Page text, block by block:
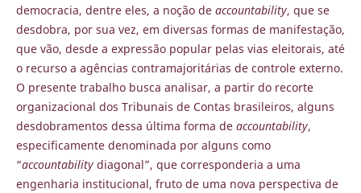
democracia, dentre eles, a noção de accountability, que se
desdobra, por sua vez, em diversas formas de manifestação,
que vão, desde a expressão popular pelas vias eleitorais, até
o recurso a agências contramajoritárias de controle externo.
O presente trabalho busca analisar, a partir do recorte
organizacional dos Tribunais de Contas brasileiros, alguns
desdobramentos dessa última forma de accountability,
especificamente denominada por alguns como
“accountabilitydiagonal”, que corresponderia a uma
engenharia institucional, fruto de uma nova perspectiva de